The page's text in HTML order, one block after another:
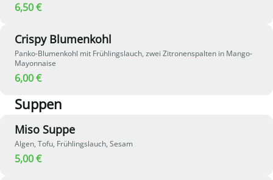
6,50 €
Crispy Blumenkohl
Panko-Blumenkohl mit Frühlingslauch, zwei Zitronenspalten in Mango-
Mayonnaise
6,00 €
Suppen
Miso Suppe
Algen, Tofu, Frühlingslauch, Sesam
5,00 €